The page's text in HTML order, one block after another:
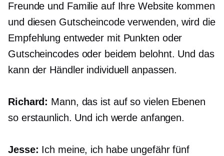
Freunde und Familie auf Ihre Website kommen
und diesen Gutscheincode verwenden, wird die
Empfehlung entweder mit Punkten oder
Gutscheincodes oder beidem belohnt. Und das
kann der Händler individuell anpassen.
Richard: Mann, das ist auf so vielen Ebenen
so erstaunlich. Und ich werde anfangen.
Jesse: Ich meine, ich habe ungefähr fünf